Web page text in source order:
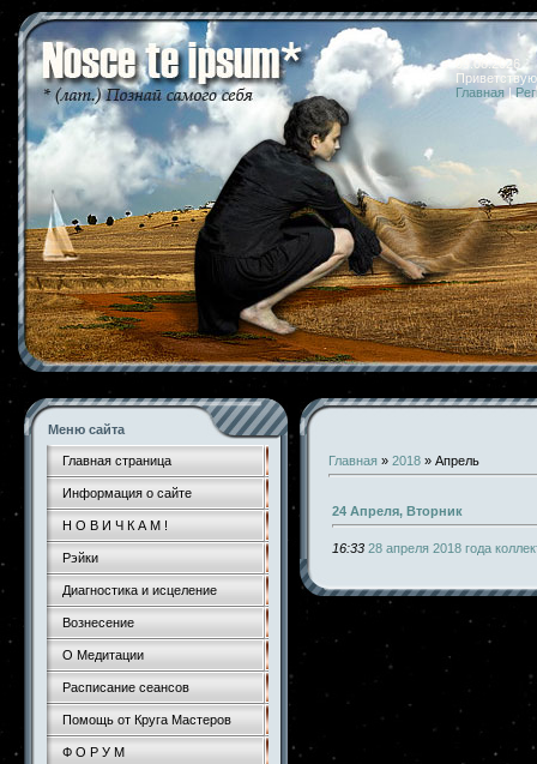
09.08.2026
Главная |
Меню сайта
Главная страница
Информация о сайте
Н О В И Ч К А М !
Рэйки
Диагностика и исцеление
Вознесение
О Медитации
Расписание сеансов
Помощь от Круга Мастеров
Ф О Р У М
Главная » 2018 » Апрель
24 Апреля, Вторник
16:33 28 апреля 2018 года